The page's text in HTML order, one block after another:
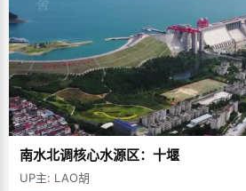
南水北调核心水源区：十堰
UP主: LAO胡